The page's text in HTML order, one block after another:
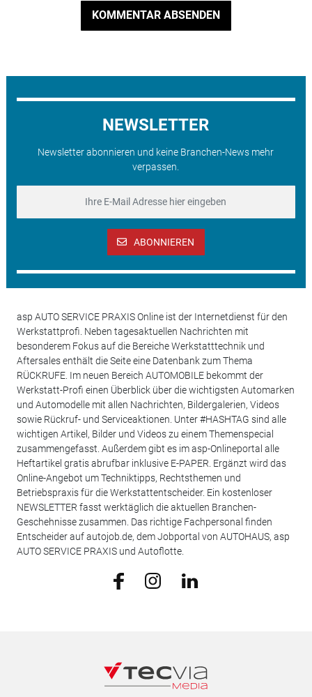
KOMMENTAR ABSENDEN
NEWSLETTER
Newsletter abonnieren und keine Branchen-News mehr
verpassen.
ABONNIEREN
asp AUTO SERVICE PRAXIS Online ist der Internetdienst für den
Werkstattprofi. Neben tagesaktuellen Nachrichten mit
besonderem Fokus auf die Bereiche Werkstatttechnik und
Aftersales enthält die Seite eine Datenbank zum Thema
RÜCKRUFE. Im neuen Bereich AUTOMOBILE bekommt der
Werkstatt-Profi einen Überblick über die wichtigsten Automarken
und Automodelle mit allen Nachrichten, Bildergalerien, Videos
sowie Rückruf- und Serviceaktionen. Unter #HASHTAG sind alle
wichtigen Artikel, Bilder und Videos zu einem Themenspecial
zusammengefasst. Außerdem gibt es im asp-Onlineportal alle
Heftartikel gratis abrufbar inklusive E-PAPER. Ergänzt wird das
Online-Angebot um Techniktipps, Rechtsthemen und
Betriebspraxis für die Werkstattentscheider. Ein kostenloser
NEWSLETTER fasst werktäglich die aktuellen Branchen-
Geschehnisse zusammen. Das richtige Fachpersonal finden
Entscheider auf autojob.de, dem Jobportal von AUTOHAUS, asp
AUTO SERVICE PRAXIS und Autoflotte.